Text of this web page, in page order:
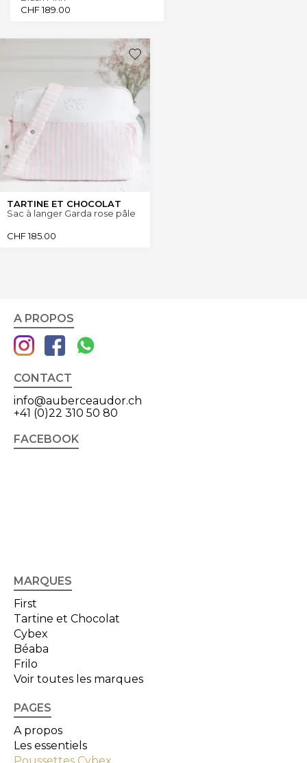
CHF189.00
TARTINE ET CHOCOLAT
Sac à langer Garda rose pâle
CHF185.00
A PROPOS
CONTACT
info@auberceaudor.ch
+41 (0)22 310 50 80
FACEBOOK
MARQUES
First
Tartine et Chocolat
Cybex
Béaba
Frilo
Voir toutes les marques
PAGES
A propos
Les essentiels